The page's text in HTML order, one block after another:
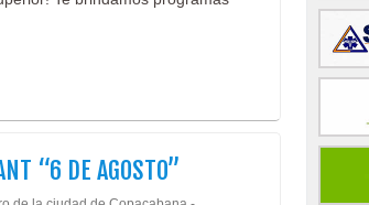
“6 DE AGOSTO”